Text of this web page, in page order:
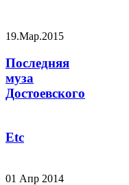
19.Мар.2015
Последняя
муза
Достоевского
Etc
01 Апр 2014